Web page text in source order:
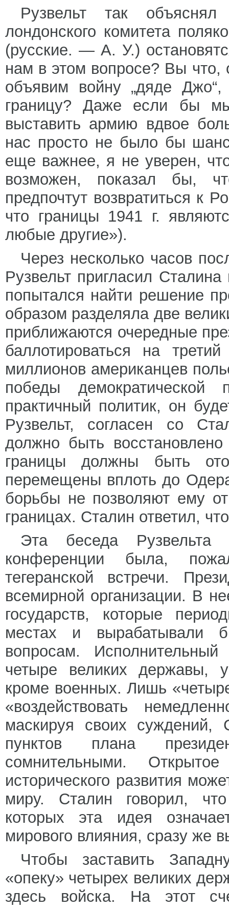
Рузвельт так
лондонского комитета
(русские. — А. У.)
нам в этом вопросе? Вы что,
объявим войну „дяде
границу? Даже если бы
выставить армию вдвое
нас просто не было бы
еще важнее, я не уверен,
возможен, показал бы,
предпочтут возвратиться к
что границы 1941 г.
любые другие»).
Через несколько часов
Рузвельт пригласил
попытался найти решение
образом разделяла две
приближаются очередные
баллотироваться на
миллионов американцев
победы
практичный политик, он
Рузвельт, согласен со
должно быть
границы должны быть
перемещены вплоть до
борьбы не позволяют ему
границах. Сталин ответил,
Эта беседа
конференции была,
тегеранской встречи.
всемирной организации. В
государств, которые
местах и вырабатывали
вопросам.
четыре великих державы,
кроме военных. Лишь
«воздействовать
маскируя своих суждений,
пунктов плана
сомнительными.
исторического развития
миру. Сталин говорил,
которых эта идея
мирового влияния, сразу же
Чтобы заставить
«опеку» четырех великих
здесь войска. На этот